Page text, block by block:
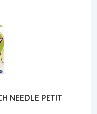
NEEDLE PETIT